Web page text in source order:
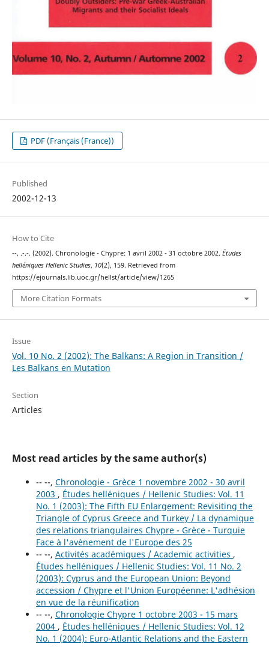
PDF (Français (France))
Published
2002-12-13
How to Cite
--, .-.-. (2002). Chronologie - Chypre: 1 avril 2002 - 31 octobre 2002. Études
helléniques Hellenic Studies, 10(2), 159. Retrieved from
https://ejournals.lib.uoc.gr/hellst/article/view/1265
More Citation Formats
Issue
Vol. 10 No. 2 (2002): The Balkans: A Region in Transition /
Les Balkans en Mutation
Section
Articles
Most read articles by the same author(s)
-- --, Chronologie - Grèce 1 novembre 2002 - 30 avril
2003 , Études helléniques / Hellenic Studies: Vol. 11
No. 1 (2003): The Fifth EU Enlargement: Revisiting the
Triangle of Cyprus Greece and Turkey / La dynamique
des relations triangulaires Chypre - Grèce - Turquie
Face à l'avènement de l'Europe des 25
-- --, Activités académiques / Academic activities ,
Études helléniques / Hellenic Studies: Vol. 11 No. 2
(2003): Cyprus and the European Union: Beyond
accession / Chypre et l'Union Européenne: L'adhésion
en vue de la réunification
-- --, Chronologie Chypre 1 octobre 2003 - 15 mars
2004 , Études helléniques / Hellenic Studies: Vol. 12
No. 1 (2004): Euro-Atlantic Relations and the Eastern